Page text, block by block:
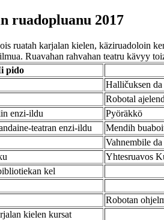
ruadopluanu 2017
ruatah karjalan kielen, käziruadoloin
Ruavahan rahvahan teatru kävyy
pido
Halličuksen
Robotal
enzi-ildu Pyöräkkö
teatran enzi-ildu Mendih
Vahnembile
Yhtesruavos
kel
Robotan
kielen kursat